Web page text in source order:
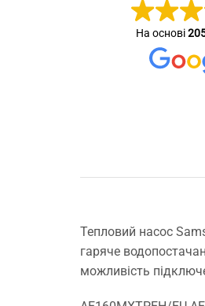
На основі
Професійна та
команда!
замовлення,
ставились до
Тепловий насос
гаряче
можливість